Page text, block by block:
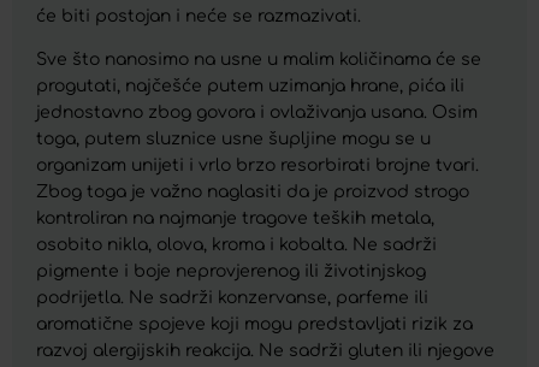
će biti postojan i neće se razmazivati.
Sve što nanosimo na usne u malim količinama će se
progutati, najčešće putem uzimanja hrane, pića ili
jednostavno zbog govora i ovlaživanja usana. Osim
toga, putem sluznice usne šupljine mogu se u
organizam unijeti i vrlo brzo resorbirati brojne tvari.
Zbog toga je važno naglasiti da je proizvod strogo
kontroliran na najmanje tragove teških metala,
osobito nikla, olova, kroma i kobalta. Ne sadrži
pigmente i boje neprovjerenog ili životinjskog
podrijetla. Ne sadrži konzervanse, parfeme ili
aromatične spojeve koji mogu predstavljati rizik za
razvoj alergijskih reakcija. Ne sadrži gluten ili njegove